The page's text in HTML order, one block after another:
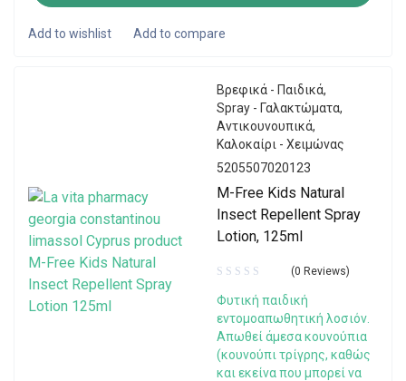
Βρεφικά - Παιδικά,
Spray - Γαλακτώματα,
Αντικουνουπικά,
Καλοκαίρι - Χειμώνας
5205507020123
M-Free Kids Natural
Insect Repellent Spray
Lotion, 125ml
(0 Reviews)
Φυτική παιδική
εντομοαπωθητική λοσιόν.
Απωθεί άμεσα κουνούπια
(κουνούπι τρίγρης, καθώς
και εκείνα που μπορεί να